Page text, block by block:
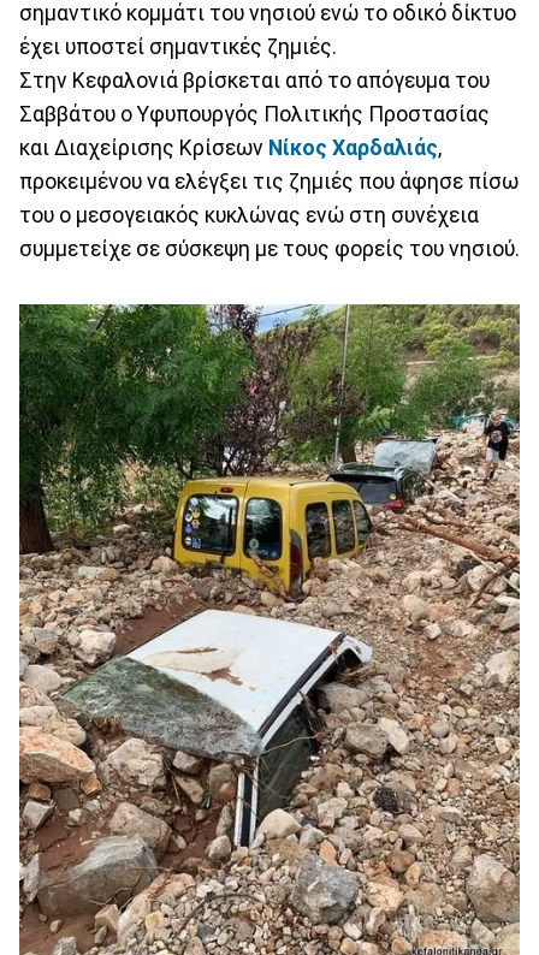
σημαντικό κομμάτι του νησιού ενώ το οδικό δίκτυο
έχει υποστεί σημαντικές ζημιές.
Στην Κεφαλονιά βρίσκεται από το απόγευμα του
Σαββάτου ο Υφυπουργός Πολιτικής Προστασίας
και Διαχείρισης Κρίσεων Νίκος Χαρδαλιάς,
προκειμένου να ελέγξει τις ζημιές που άφησε πίσω
του ο μεσογειακός κυκλώνας ενώ στη συνέχεια
συμμετείχε σε σύσκεψη με τους φορείς του νησιού.